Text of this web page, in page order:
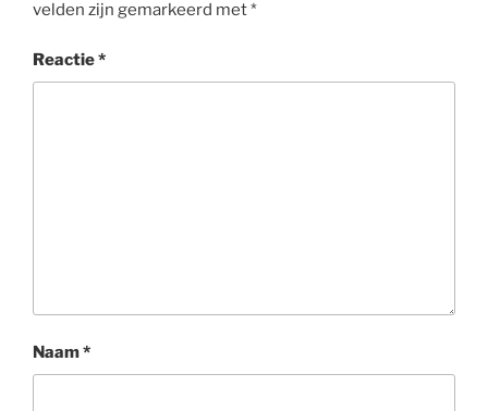
velden zijn gemarkeerd met*
Reactie*
Naam*